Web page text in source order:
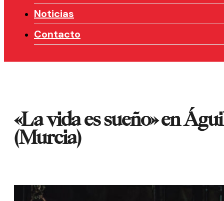
Noticias
Contacto
«La vida es sueño» en
(Murcia)